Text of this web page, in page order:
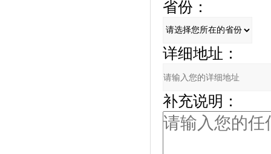
省份：
详细地址：
补充说明：